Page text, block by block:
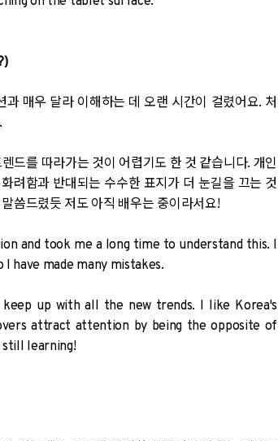
매우 달라 이해하는 데 오랜 시간이 걸렸어요. 처
드를 따라가는 것이 어렵기도 한 것 같습니다. 개인
려함과 반대되는 수수한 표지가 더 눈길을 끄는 것
씀드렸듯 저도 아직 배우는 중이라서요!
and took me a long time to understand this. I
have made many mistakes.
up with all the new trends. I like Korea's
attract attention by being the opposite of
still learning!